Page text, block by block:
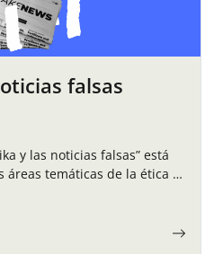
falsas
y las noticias falsas” está
áreas temáticas de la ética y